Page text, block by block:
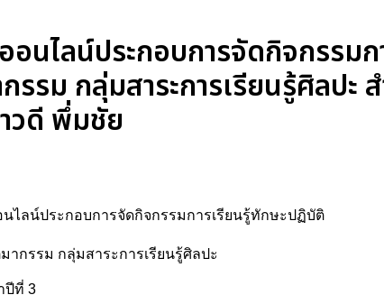
นไลน์ประกอบการจัดกิจกรรม
รรม กลุ่มสาระการเรียนรู้ศิลป
วดี พึ่มชัย
ไลน์ประกอบการจัดกิจกรรมการเรียนรู้ทักษะปฏิบัติ
ากรรม กลุ่มสาระการเรียนรู้ศิลปะ
ปีที่ 3